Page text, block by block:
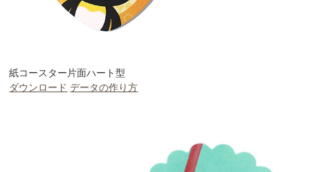
紙コースター片面ハート型
ダウンロード データの作り方